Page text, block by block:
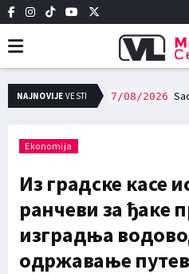
NAJNOVIJE VESTI 7/08/2026
7/08/2026 ЈКП
Ekonomija
Из градске касе
ранчеви за ђаке
изградња
одржавање